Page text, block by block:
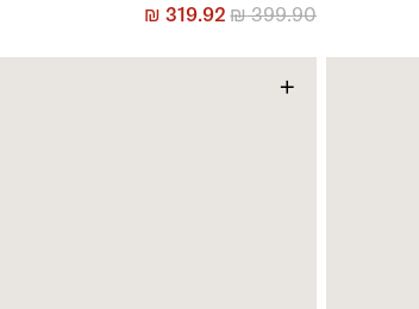
₪399.90
₪ 319.92
+